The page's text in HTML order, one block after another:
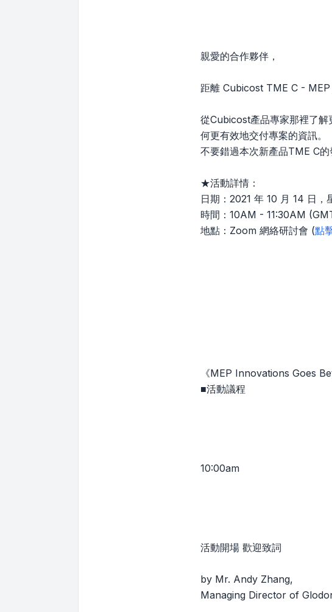
親愛的合作夥伴，
距離 Cubicost TME C - MEP
從Cubicost產品專家那裡了
何更有效地交付專案的資訊。
不要錯過本次新產品TME C的
★活動詳情：
日期：2021 年 10 月 14 日，
時間：10AM - 11:30AM
地點：Zoom 網絡研討會 (點
《MEP Innovations Goes
■活動議程
10:00am
活動開場 歡迎致詞
by Mr. Andy Zhang,
Managing Director of